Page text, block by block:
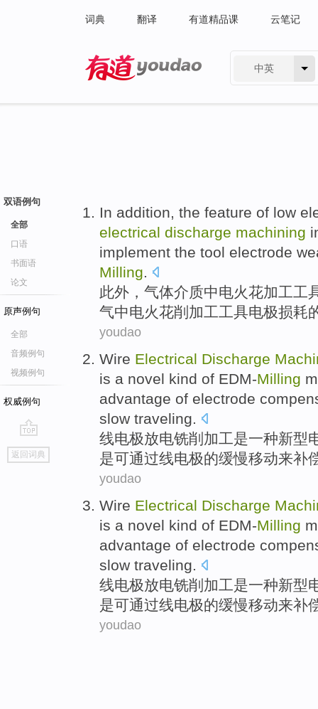
词典 翻译 有道精品课 云笔记
中英
双语例句
全部
口语
书面语
论文
原声例句
全部
音频例句
视频例句
权威例句
go
top
返回词典
In addition, the feature of low
electrical discharge machining
implement the tool electrode
Milling.
此外 ，气体介质中电火花加工工
气中电火花削加工工具电极损耗
youdao
Wire Electrical Discharge
is a novel kind of EDM-Milling
advantage of electrode
slow traveling.
线电极放电铣削 加工是一种新型
是可通过线电极的缓慢移动来补
youdao
Wire Electrical Discharge
is a novel kind of EDM-Milling
advantage of electrode
slow traveling
线电极放电铣削 加工是一种新型
是可通过线电极的缓慢移动来补
youdao